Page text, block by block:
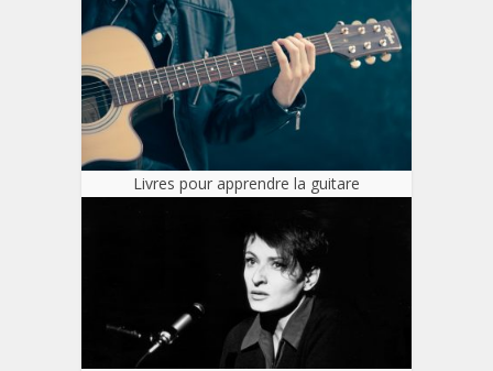
Livres pour apprendre la guitare